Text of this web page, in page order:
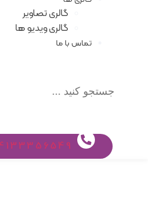
گالری تصاویر
گالری ویدیو ها
تماس با ما
04133356549